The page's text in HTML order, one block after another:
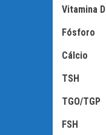
Vitamina D
Fósforo
Cálcio
TSH
TGO/TGP
FSH